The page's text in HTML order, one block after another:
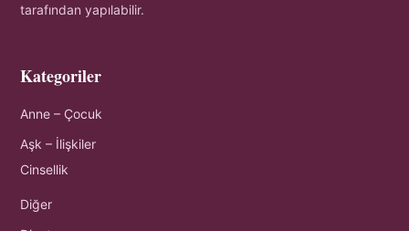
tarafından yapılabilir.
Kategoriler
Anne – Çocuk
Aşk – İlişkiler
Cinsellik
Diğer